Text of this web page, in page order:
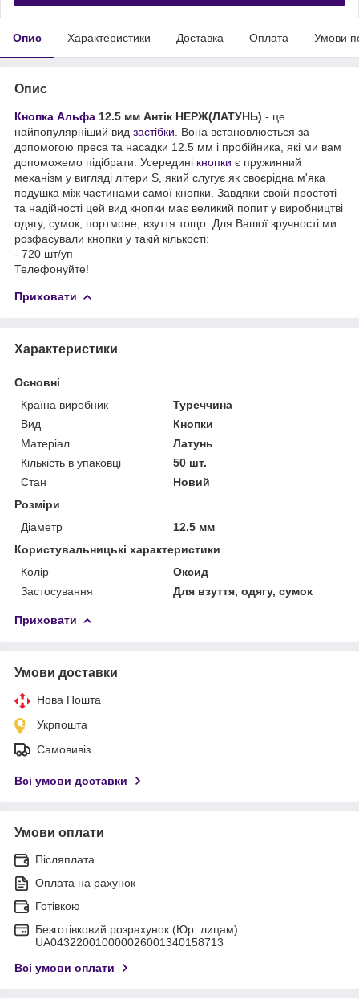
Опис Характеристики Доставка Оплата Умови
Опис
Кнопка Альфа 12.5 мм Антік НЕРЖ(ЛАТУНЬ) - це
найпопулярніший вид застібки . Вона встановлюється за
допомогою преса та насадки 12.5 мм і пробійника, які ми вам
допоможемо підібрати. Усередині кнопки є пружинний
механізм у вигляді літери S, який слугує як своєрідна м'яка
подушка між частинами самої кнопки. Завдяки своїй простоті
та надійності цей вид кнопки має великий попит у виробництві
одягу, сумок, портмоне, взуття тощо. Для Вашої зручності ми
розфасували кнопки у такій кількості:
- 720 шт/уп
Телефонуйте!
Приховати
Характеристики
Основні
Країна виробник
Туреччина
Вид
Кнопки
Матеріал
Латунь
Кількість в упаковці
50 шт.
Стан
Новий
Розміри
Діаметр
12.5 мм
Користувальницькі характеристики
Колір
Оксид
Застосування
Для взуття, одягу, сумок
Приховати
Умови доставки
Нова Пошта
Укрпошта
Самовивіз
Всі умови доставки
Умови оплати
Післяплата
Оплата на рахунок
Готівкою
Безготівковий розрахунок (Юр. лицам)
UA043220010000026001340158713
Всі умови оплати